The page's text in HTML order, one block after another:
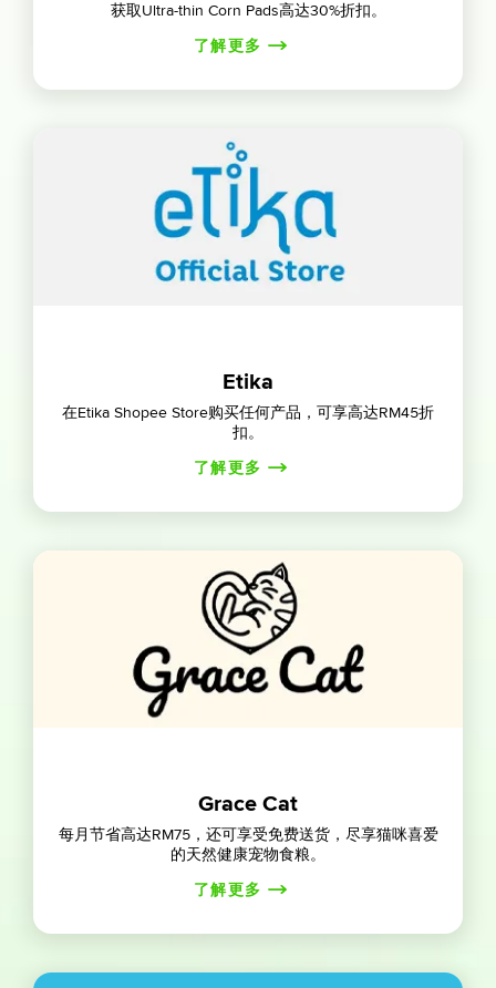
获取Ultra-thin Corn Pads高达30%折扣。
了解更多
Etika
在Etika Shopee Store购买任何产品，可享高达RM45折
扣。
了解更多
Grace Cat
每月节省高达RM75，还可享受免费送货，尽享猫咪喜爱
的天然健康宠物食粮。
了解更多